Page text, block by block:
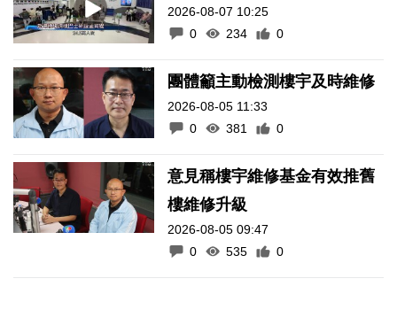
2026-08-07 10:25
0
234 0
團體籲主動檢測樓宇及時維修
2026-08-05 11:33
0
381 0
意見稱樓宇維修基金有效推舊
樓維修升級
2026-08-05 09:47
0
535 0